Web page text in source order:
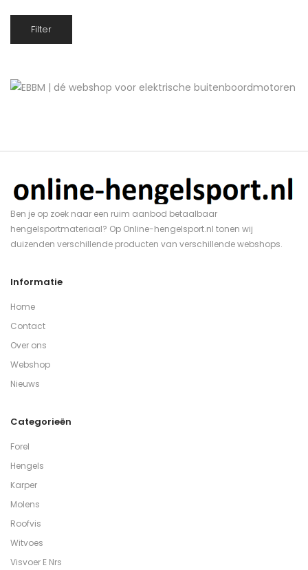
Filter
Ben je op zoek naar een ruim aanbod betaalbaar
hengelsportmateriaal? Op Online-hengelsport.nl tonen wij
duizenden verschillende producten van verschillende webshops.
Informatie
Home
Contact
Over ons
Webshop
Nieuws
Categorieën
Forel
Hengels
Karper
Molens
Roofvis
Witvoes
Visvoer E Nrs